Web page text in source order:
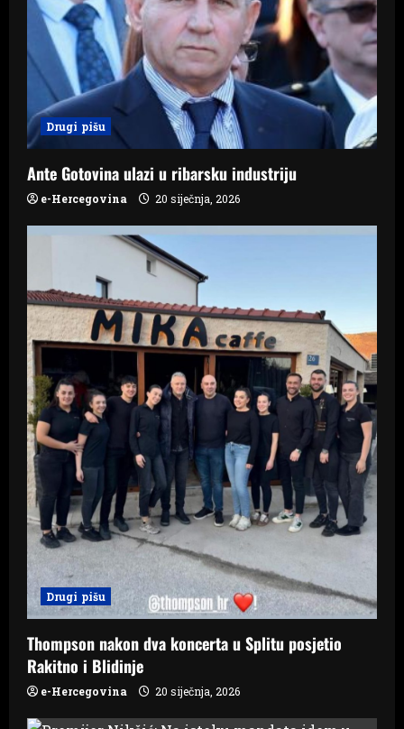
t
i
o
n
Drugi pišu
Ante Gotovina ulazi u ribarsku industriju
e-Hercegovina 20 siječnja, 2026
Drugi pišu
Thompson nakon dva koncerta u Splitu posjetio
Rakitno i Blidinje
e-Hercegovina 20 siječnja, 2026